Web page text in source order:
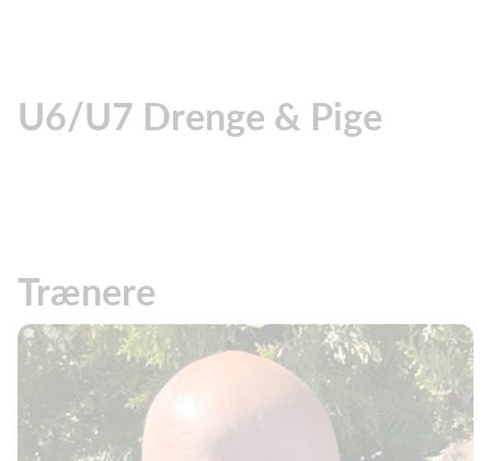
U6/U7 Drenge & Pige
Trænere